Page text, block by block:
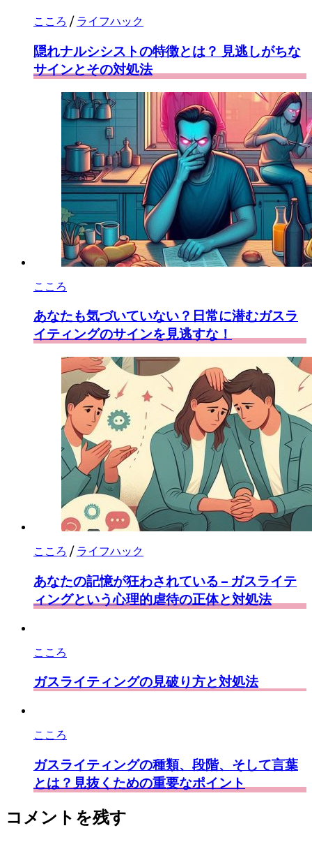
こころ / ライフハック
隠れナルシシストの特徴とは？ 見逃しがちな
サインとその対処法
こころ
あなたも気づいていない？日常に潜むガスラ
イティングのサインを見逃すな！
こころ / ライフハック
あなたの記憶が狂わされている – ガスライテ
ィングという心理的虐待の正体と対処法
こころ
ガスライティングの見破り方と対処法
こころ
ガスライティングの種類、段階、そして言葉
とは？見抜くための重要なポイント
コメントを残す